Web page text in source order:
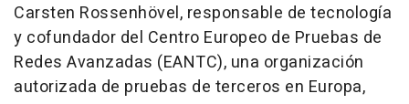
Carsten Rossenhövel, responsable de tecnología
y cofundador del Centro Europeo de Pruebas de
Redes Avanzadas (EANTC), una organización
autorizada de pruebas de terceros en Europa,